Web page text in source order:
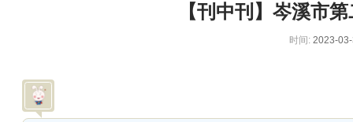
【刊中刊】岑溪市
时间: 2023-